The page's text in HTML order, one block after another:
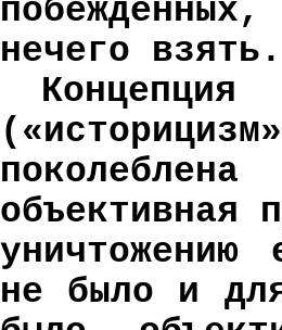
нечего
объективная
уничтожению
не было и